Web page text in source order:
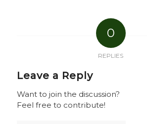
0
REPLIES
Leave a Reply
Want to join the discussion?
Feel free to contribute!